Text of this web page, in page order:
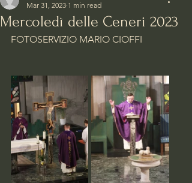
Mercoledì delle Ceneri 2023
Mar 31, 2023 1 min read
FOTOSERVIZIO MARIO CIOFFI